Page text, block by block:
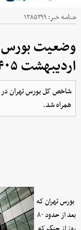
شناسه خبر:۱۳۸۵۳۹۹
اردیبهشت ۱۴۰۵
همراه شد.
بورس تهران که
بعد از حدود ۸۰